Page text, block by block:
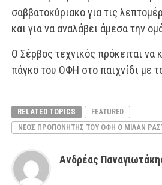
σαββατοκύριακο για τις
και για να αναλάβει άμεσα την
Ο Σέρβος τεχνικός πρόκειται να
πάγκο του ΟΦΗ στο παιχνίδι με
RELATED TOPICS
FEATURED
ΝΈΟΣ ΠΡΟΠΟΝΗΤΉΣ ΤΟΥ ΟΦΗ Ο ΜΊΛΑΝ
Ανδρέας